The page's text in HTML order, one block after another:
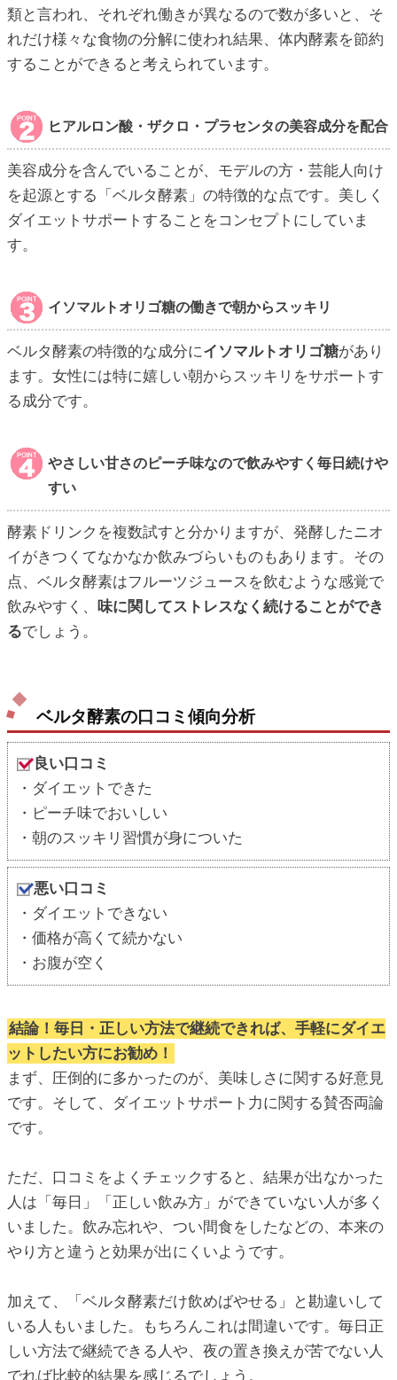
類と言われ、それぞれ働きが異なるので数が多いと、そ
れだけ様々な食物の分解に使われ結果、体内酵素を節約
することができると考えられています。
ヒアルロン酸・ザクロ・プラセンタの美容成分を配合
美容成分を含んでいることが、モデルの方・芸能人向け
を起源とする「ベルタ酵素」の特徴的な点です。美しく
ダイエットサポートすることをコンセプトにしていま
す。
イソマルトオリゴ糖の働きで朝からスッキリ
ベルタ酵素の特徴的な成分にイソマルトオリゴ糖があり
ます。女性には特に嬉しい朝からスッキリをサポートす
る成分です。
やさしい甘さのピーチ味なので飲みやすく毎日続けや
すい
酵素ドリンクを複数試すと分かりますが、発酵したニオ
イがきつくてなかなか飲みづらいものもあります。その
点、ベルタ酵素はフルーツジュースを飲むような感覚で
飲みやすく、 味に関してストレスなく続けることができ
るでしょう。
ベルタ酵素の口コミ傾向分析
良い口コミ
・ダイエットできた
・ピーチ味でおいしい
・朝のスッキリ習慣が身についた
悪い口コミ
・ダイエットできない
・価格が高くて続かない
・お腹が空く
結論！ 毎日・正しい方法で継続できれば、手軽にダイエ
ットしたい方にお勧め！
まず、圧倒的に多かったのが、美味しさに関する好意見
です。そして、ダイエットサポート力に関する賛否両論
です。
ただ、口コミをよくチェックすると、結果が出なかった
人は「毎日」「正しい飲み方」ができていない人が多く
いました。飲み忘れや、つい間食をしたなどの、本来の
やり方と違うと効果が出にくいようです。
加えて、「ベルタ酵素だけ飲めばやせる」と勘違いして
いる人もいました。もちろんこれは間違いです。毎日正
しい方法で継続できる人や、夜の置き換えが苦でない人
でれば比較的結果を感じるでしょう。